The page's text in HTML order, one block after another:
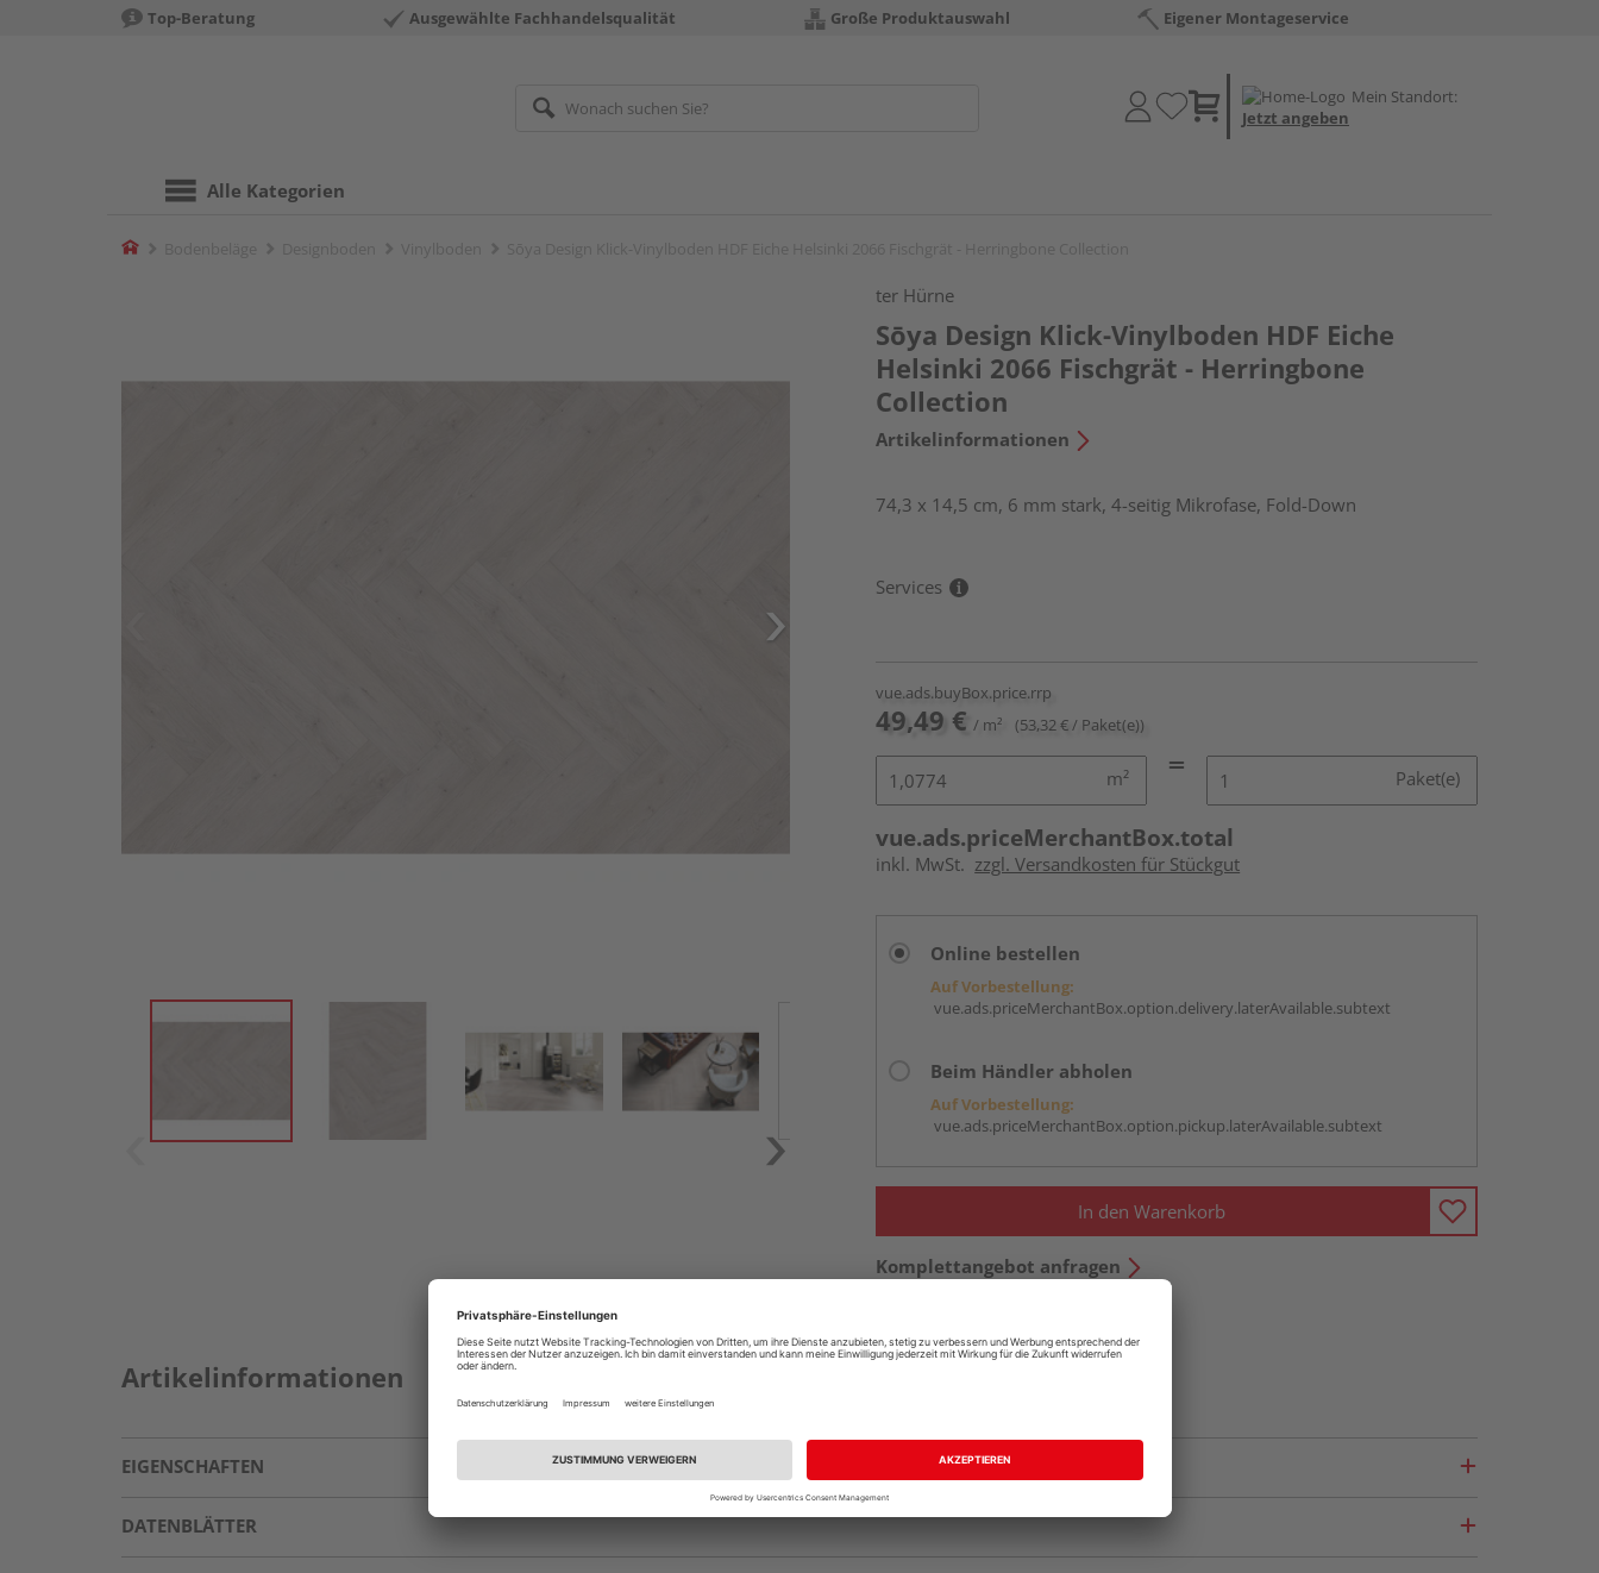
Top-Beratung Ausgewählte Fachhandelsqualität Große Produktauswahl Eigener Montageservice
Mein Standort:
Jetzt angeben
Alle Kategorien
Home
ter Hürne
Sōya Design Klick-Vinylboden HDF Eiche
Helsinki 2066 Fischgrät - Herringbone
Collection
Artikelinformationen
74,3 x 14,5 cm, 6 mm stark, 4-seitig Mikrofase, Fold-Down
Services
vue.ads.buyBox.price.rrp
49,49 € / m² (53,32 € / Paket(e))
m² Paket(e)
vue.ads.priceMerchantBox.total
inkl. MwSt. zzgl. Versandkosten für Stückgut
Online bestellen
Auf Vorbestellung:
vue.ads.priceMerchantBox.option.delivery.laterAvailable.subtext
Beim Händler abholen
Auf Vorbestellung:
vue.ads.priceMerchantBox.option.pickup.laterAvailable.subtext
In den Warenkorb
Komplettangebot anfragen
Artikelinformationen
EIGENSCHAFTEN
DATENBLÄTTER